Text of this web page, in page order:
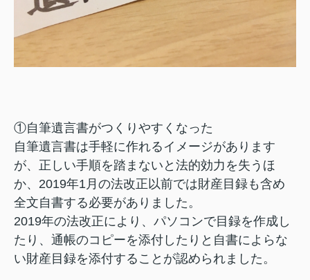
①自筆遺言書がつくりやすくなった
自筆遺言書は手軽に作れるイメージがあります
が、正しい手順を踏まないと法的効力を失うほ
か、2019年1月の法改正以前では財産目録も含め
全文自書する必要がありました。
2019年の法改正により、パソコンで目録を作成し
たり、通帳のコピーを添付したりと自書によらな
い財産目録を添付することが認められました。